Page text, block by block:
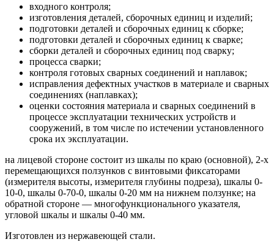
входного контроля;
изготовления деталей, сборочных единиц и изделий;
подготовки деталей и сборочных единиц к сборке;
подготовки деталей и сборочных единиц к сварке;
сборки деталей и сборочных единиц под сварку;
процесса сварки;
контроля готовых сварных соединений и наплавок;
исправления дефектных участков в материале и сварных
соединениях (наплавках);
оценки состояния материала и сварных соединений в
процессе эксплуатации технических устройств и
сооружений, в том числе по истечении установленного
срока их эксплуатации.
на лицевой стороне состоит из шкалы по краю (основной), 2-х
перемещающихся ползунков с винтовыми фиксаторами
(измерителя высоты, измерителя глубины подреза), шкалы 0-
10-0, шкалы 0-70-0, шкалы 0-20 мм на нижнем ползунке; на
обратной стороне — многофункционального указателя,
угловой шкалы и шкалы 0-40 мм.
Изготовлен из нержавеющей стали.